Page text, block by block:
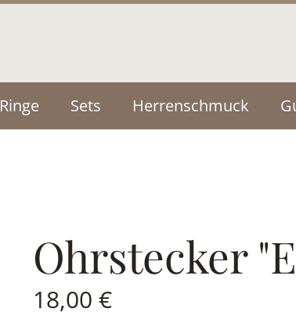
Ringe Sets Herrenschmuck
Ohrstecker
Regulärer Preis:
18,00 €